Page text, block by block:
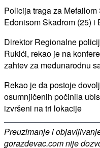
Policija traga za
Edonisom Skadrom (25) i
Direktor Regionalne
Rukići, rekao je na
zahtev za međunarodnu
Rekao je da postoje
osumnjičenih počinila
izvršeni na tri lokacije
Preuzimanje i
gorazdevac.com nije